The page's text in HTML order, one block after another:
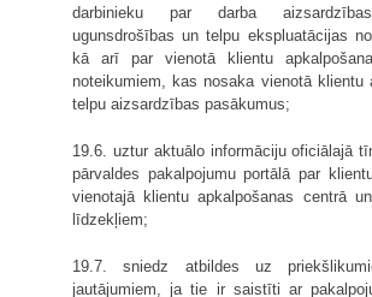
darbinieku par darba
ugunsdrošības un telpu ekspluatācijas
kā arī par vienotā klientu
noteikumiem, kas nosaka vienotā klientu
telpu aizsardzības pasākumus;
19.6. uztur aktuālo informāciju oficiālajā
pārvaldes pakalpojumu portālā par
vienotajā klientu apkalpošanas centrā
līdzekļiem;
19.7. sniedz atbildes uz
jautājumiem, ja tie ir saistīti ar